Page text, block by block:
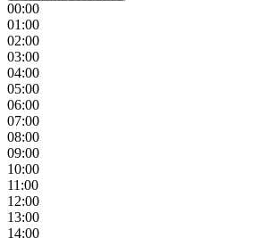
00:00
01:00
02:00
03:00
04:00
05:00
06:00
07:00
08:00
09:00
10:00
11:00
12:00
13:00
14:00